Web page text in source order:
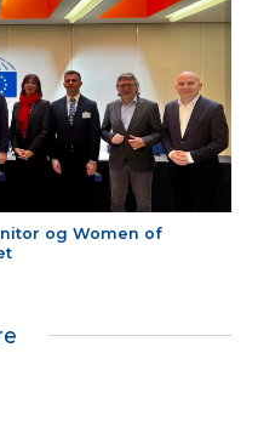
og Women of